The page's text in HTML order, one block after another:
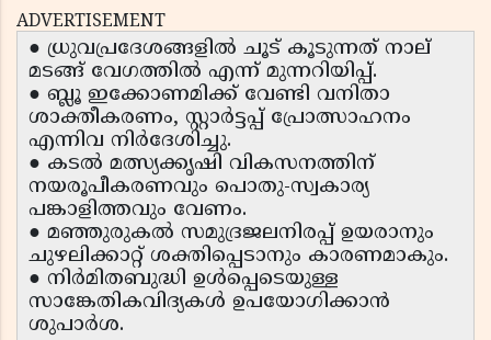
ADVERTISEMENT
● ധ്രുവപ്രദേശങ്ങളിൽ ചൂട് കൂടുന്നത് നാല്
മടങ്ങ് വേഗത്തിൽ എന്ന് മുന്നറിയിപ്പ്.
● ബ്ലൂ ഇക്കോണമിക്ക് വേണ്ടി വനിതാ
ശാക്തീകരണം, സ്റ്റാർട്ടപ്പ് പ്രോത്സാഹനം
എന്നിവ നിർദേശിച്ചു.
● കടൽ മത്സ്യക്കൃഷി വികസനത്തിന്
നയരൂപീകരണവും പൊതു-സ്വകാര്യ
പങ്കാളിത്തവും വേണം.
● മഞ്ഞുരുകൽ സമുദ്രജലനിരപ്പ് ഉയരാനും
ചുഴലിക്കാറ്റ് ശക്തിപ്പെടാനും കാരണമാകും.
● നിർമിതബുദ്ധി ഉൾപ്പെടെയുള്ള
സാങ്കേതികവിദ്യകൾ ഉപയോഗിക്കാൻ
ശുപാർശ.